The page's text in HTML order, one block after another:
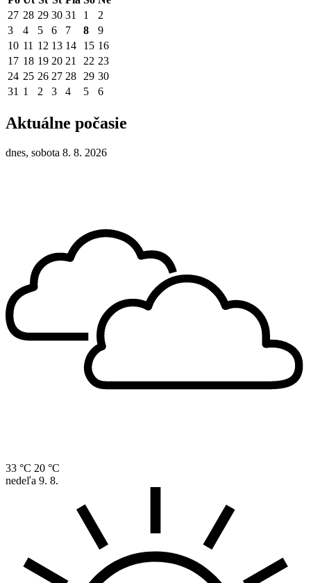
27 28 29 30 31 1
2
3
4 5 6 7 8
9
10 11 12 13 14 15 16
17 18 19 20 21 22 23
24 25 26 27 28 29 30
31 1 2 3 4 5 6
Aktuálne počasie
dnes, sobota 8. 8. 2026
33 °C 20 °C
nedeľa 9. 8.